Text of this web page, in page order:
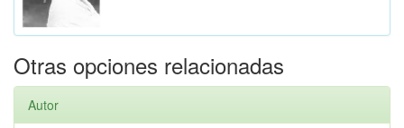
Otras opciones relacionadas
Autor